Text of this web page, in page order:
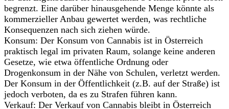
begrenzt. Eine darüber hinausgehende Menge könnte als
kommerzieller Anbau gewertet werden, was rechtliche
Konsequenzen nach sich ziehen würde.
Konsum: Der Konsum von Cannabis ist in Österreich
praktisch legal im privaten Raum, solange keine anderen
Gesetze, wie etwa öffentliche Ordnung oder
Drogenkonsum in der Nähe von Schulen, verletzt werden.
Der Konsum in der Öffentlichkeit (z.B. auf der Straße) ist
jedoch verboten, da es zu Strafen führen kann.
Verkauf: Der Verkauf von Cannabis bleibt in Österreich